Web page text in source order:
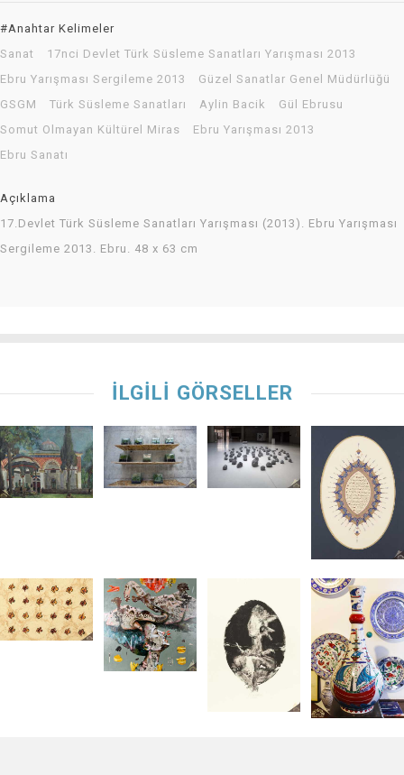
#Anahtar Kelimeler
Sanat
17nci Devlet Türk Süsleme Sanatları Yarışması 2013
Ebru Yarışması Sergileme 2013
Güzel Sanatlar Genel Müdürlüğü
GSGM
Türk Süsleme Sanatları Aylin Bacik
Gül Ebrusu
Somut Olmayan Kültürel Miras
Ebru Yarışması 2013
Ebru Sanatı
Açıklama
17.Devlet Türk Süsleme Sanatları Yarışması (2013). Ebru Yarışması
Sergileme 2013. Ebru. 48 x 63 cm
İLGİLİ GÖRSELLER